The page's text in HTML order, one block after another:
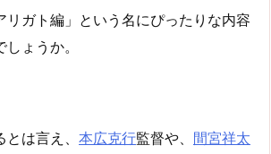
リガト編」という名にぴったりな内容
ょうか。
は言え、 本広克行監督や、 間宮祥太